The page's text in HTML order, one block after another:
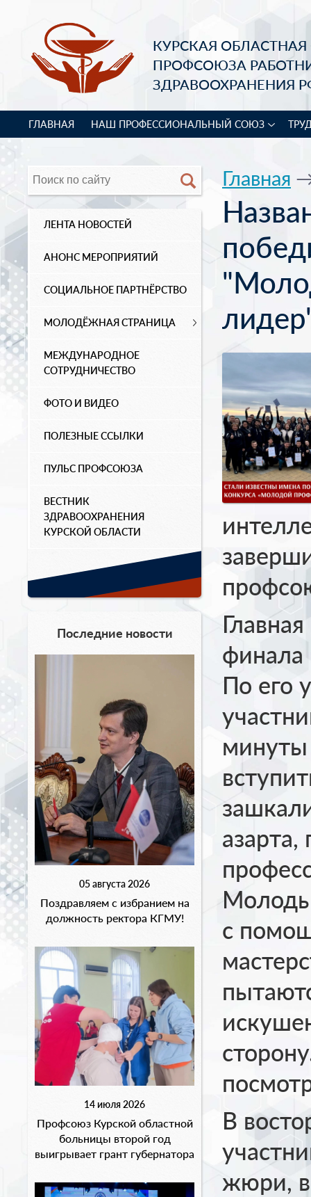
КУРСКАЯ
ПРОФСОЮЗА
ЗДРАВООХРАНЕНИЯ
ГЛАВНАЯ НАШ ПРОФЕССИОНАЛЬНЫЙ СОЮЗ
ЛЕНТА НОВОСТЕЙ
АНОНС МЕРОПРИЯТИЙ
СОЦИАЛЬНОЕ ПАРТНЁРСТВО
МОЛОДЁЖНАЯ СТРАНИЦА
МЕЖДУНАРОДНОЕ
СОТРУДНИЧЕСТВО
ФОТО И ВИДЕО
ПОЛЕЗНЫЕ ССЫЛКИ
ПУЛЬС ПРОФСОЮЗА
ВЕСТНИК
ЗДРАВООХРАНЕНИЯ
КУРСКОЙ ОБЛАСТИ
Последние новости
05 августа 2026
Поздравляем с избранием на
должность ректора КГМУ!
14 июля 2026
Профсоюз Курской областной
больницы второй год
выигрывает грант губернатора
Главная
финала
По его
с
В
жюри, в